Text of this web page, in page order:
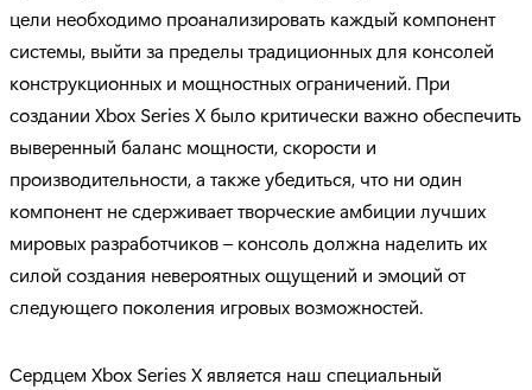
цели необходимо проанализировать каждый компонент
системы, выйти за пределы традиционных для консолей
конструкционных и мощностных ограничений. При
создании Xbox Series X было критически важно обеспечить
выверенный баланс мощности, скорости и
производительности, а также убедиться, что ни один
компонент не сдерживает творческие амбиции лучших
мировых разработчиков – консоль должна наделить их
силой создания невероятных ощущений и эмоций от
следующего поколения игровых возможностей.
Сердцем Xbox Series X является наш специальный